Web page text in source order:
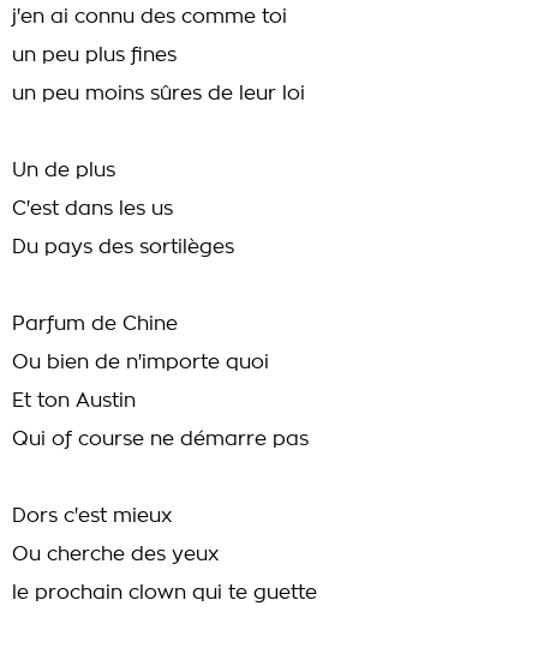
j'en ai connu des comme toi
un peu plus fines
un peu moins sûres de leur loi
Un de plus
C'est dans les us
Du pays des sortilèges
Parfum de Chine
Ou bien de n'importe quoi
Et ton Austin
Qui of course ne démarre pas
Dors c'est mieux
Ou cherche des yeux
le prochain clown qui te guette